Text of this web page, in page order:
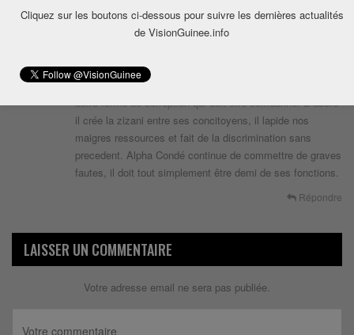
Répondre
SarifouDit
Un jour il va dire « j’ai donné aux guineens » c’est une
autre forme de corruption qui doit être comdanné. D’abord
il crée la zizani entre ses concitoyens, il lapide nos
maigres ressources et fait de la discrimination sans
precedent. Alpha Condé continue de commettre de graves
fautes, il doit tout simplement être demi de ses fonctions.
Répondre
LAISSER UN COMMENTAIRE
Votre adresse email ne sera pas publiée.
Cliquez sur les boutons ci-dessous pour suivre les dernières actualités
de VisionGuinee.info